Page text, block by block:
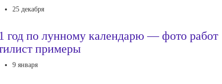
25 декабря
год по лунному календарю — фото работ
примеры
9 января